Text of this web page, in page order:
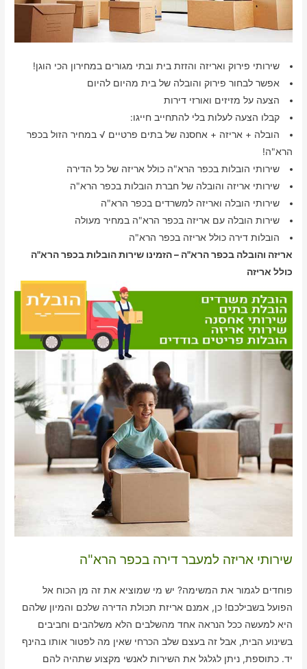
שירותי פירוק ואריזה והזזת בית ובתי מגורים במחירון הכי הוגן!
אפשר לבחור פירוק והובלה של בית מהיום להיום
הצעה על מזיזים ואורזי דירות
קבלו הצעה לעלות בלי להתחייב חייגו:
הובלה + אריזה + אחסנה של בתים פרטיים √ במחיר הזול בכפר
הרא"ה!
שירותי הובלות בכפר הרא"ה כולל אריזה של כל הדירה
שירותי אריזה והובלה של חברת הובלות בכפר הרא"ה
שירותי הובלה ואריזה למשרדים בכפר הרא"ה
שירות הובלה עם אריזה בכפר הרא"ה במחיר מעולה
הובלות דירה כולל אריזה בכפר הרא"ה
אריזה והובלה בכפר הרא"ה – הזמינו שירות הובלות בכפר הרא"ה
כולל אריזה
שירותי אריזה למעבר דירה בכפר הרא"ה
פוחדים לגמור את המשימה? יש מי שמוציא את זה מן הכוח אל
הפועל בשבילכם! כן, אמנם אריזת תכולת הדירה שלכם והמיון שלהם
היא למעשה ככל הנראה אחד מהשלבים הלא משלהבים וחביבים
בשינוע הבית, אבל זה בעצם שלב הכרחי שאין מה לפטור אותו בהינף
יד. כתוספת, ניתן לגלגל את השירות לאנשי מקצוע שתהיה להם